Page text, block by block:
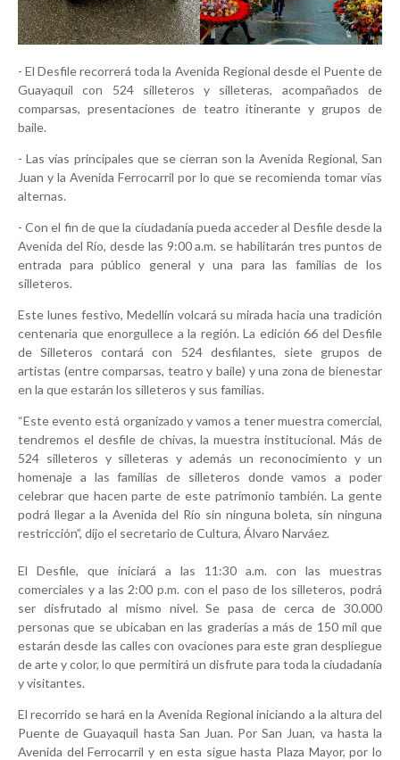
- El Desfile recorrerá toda la Avenida Regional desde el Puente de
Guayaquil con 524 silleteros y silleteras, acompañados de
comparsas, presentaciones de teatro itinerante y grupos de
baile.
- Las vías principales que se cierran son la Avenida Regional, San
Juan y la Avenida Ferrocarril por lo que se recomienda tomar vías
alternas.
- Con el fin de que la ciudadanía pueda acceder al Desfile desde la
Avenida del Río, desde las 9:00 a.m. se habilitarán tres puntos de
entrada para público general y una para las familias de los
silleteros.
Este lunes festivo, Medellín volcará su mirada hacia una tradición
centenaria que enorgullece a la región. La edición 66 del Desfile
de Silleteros contará con 524 desfilantes, siete grupos de
artistas (entre comparsas, teatro y baile) y una zona de bienestar
en la que estarán los silleteros y sus familias.
“Este evento está organizado y vamos a tener muestra comercial,
tendremos el desfile de chivas, la muestra institucional. Más de
524 silleteros y silleteras y además un reconocimiento y un
homenaje a las familias de silleteros donde vamos a poder
celebrar que hacen parte de este patrimonio también. La gente
podrá llegar a la Avenida del Río sin ninguna boleta, sin ninguna
restricción”, dijo el secretario de Cultura, Álvaro Narváez.
El Desfile, que iniciará a las 11:30 a.m. con las muestras
comerciales y a las 2:00 p.m. con el paso de los silleteros, podrá
ser disfrutado al mismo nivel. Se pasa de cerca de 30.000
personas que se ubicaban en las graderías a más de 150 mil que
estarán desde las calles con ovaciones para este gran despliegue
de arte y color, lo que permitirá un disfrute para toda la ciudadanía
y visitantes.
El recorrido se hará en la Avenida Regional iniciando a la altura del
Puente de Guayaquil hasta San Juan. Por San Juan, va hasta la
Avenida del Ferrocarril y en esta sigue hasta Plaza Mayor, por lo